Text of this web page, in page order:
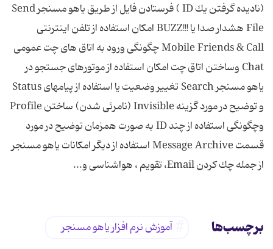
(نادیده گرفتن یك ID ) فرستادن فایل از طریق یاهو مسنجر Send
File هشدار صدا یا !!!BUZZ امكان استفاده از تلفن اینترنتی
Mobile Friends & Call چگونگی ورود به اتاق های چت عمومی
Chat وساختن اتاق چت امكان استفاده از موتورهای جستجو در
یاهو مسنجر Search تغییر وضعیت یا استفاده از پیامهای Status
و توضیح در مورد گزینه Invisible (نامرئی شدن) ساختن Profile
وچگونگی استفاده از چند ID به صورت همزمان توضیح در مورد
قسمت Message Archive استفاده از دیگر امكانات یاهو مسنجر
از جمله چك كردن Email، تقویم ، هواشناسی و...
برچسب‌ها آموزش نرم افزار یاهو مسنجر